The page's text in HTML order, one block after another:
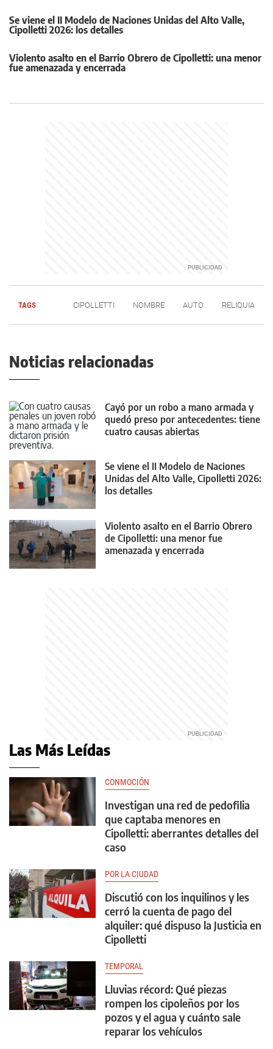
Se viene el II Modelo de Naciones Unidas del Alto Valle,
Cipolletti 2026: los detalles
Violento asalto en el Barrio Obrero de Cipolletti: una menor
fue amenazada y encerrada
TAGS CIPOLLETTI NOMBRE AUTO RELIQUIA
Noticias relacionadas
Cayó por un robo a mano armada y
quedó preso por antecedentes: tiene
cuatro causas abiertas
Se viene el II Modelo de Naciones
Unidas del Alto Valle, Cipolletti 2026:
los detalles
Violento asalto en el Barrio Obrero
de Cipolletti: una menor fue
amenazada y encerrada
Las Más Leídas
CONMOCIÓN
Investigan una red de pedofilia
que captaba menores en
Cipolletti: aberrantes detalles del
caso
POR LA CIUDAD
Discutió con los inquilinos y les
cerró la cuenta de pago del
alquiler: qué dispuso la Justicia en
Cipolletti
TEMPORAL
Lluvias récord: Qué piezas
rompen los cipoleños por los
pozos y el agua y cuánto sale
reparar los vehículos